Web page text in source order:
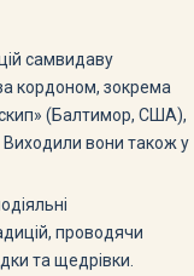
самвидаву
кордоном, зокрема
(Балтимор, США),
Виходили вони також у
проводячи
та щедрівки.